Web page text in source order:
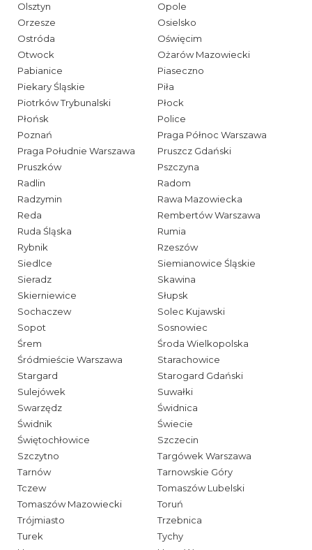
Olsztyn
Opole
Orzesze
Osielsko
Ostróda
Oświęcim
Otwock
Ożarów Mazowiecki
Pabianice
Piaseczno
Piekary Śląskie
Piła
Piotrków Trybunalski
Płock
Płońsk
Police
Poznań
Praga Północ Warszawa
Praga Południe Warszawa
Pruszcz Gdański
Pruszków
Pszczyna
Radlin
Radom
Radzymin
Rawa Mazowiecka
Reda
Rembertów Warszawa
Ruda Śląska
Rumia
Rybnik
Rzeszów
Siedlce
Siemianowice Śląskie
Sieradz
Skawina
Skierniewice
Słupsk
Sochaczew
Solec Kujawski
Sopot
Sosnowiec
Śrem
Środa Wielkopolska
Śródmieście Warszawa
Starachowice
Stargard
Starogard Gdański
Sulejówek
Suwałki
Swarzędz
Świdnica
Świdnik
Świecie
Świętochłowice
Szczecin
Szczytno
Targówek Warszawa
Tarnów
Tarnowskie Góry
Tczew
Tomaszów Lubelski
Tomaszów Mazowiecki
Toruń
Trójmiasto
Trzebnica
Turek
Tychy